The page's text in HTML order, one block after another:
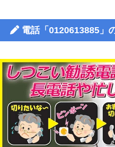
電話「0120613885」